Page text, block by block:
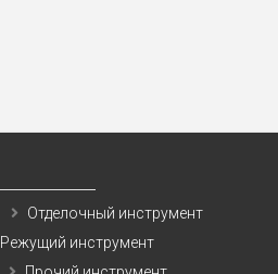
Отделочный инструмент
Режущий инструмент